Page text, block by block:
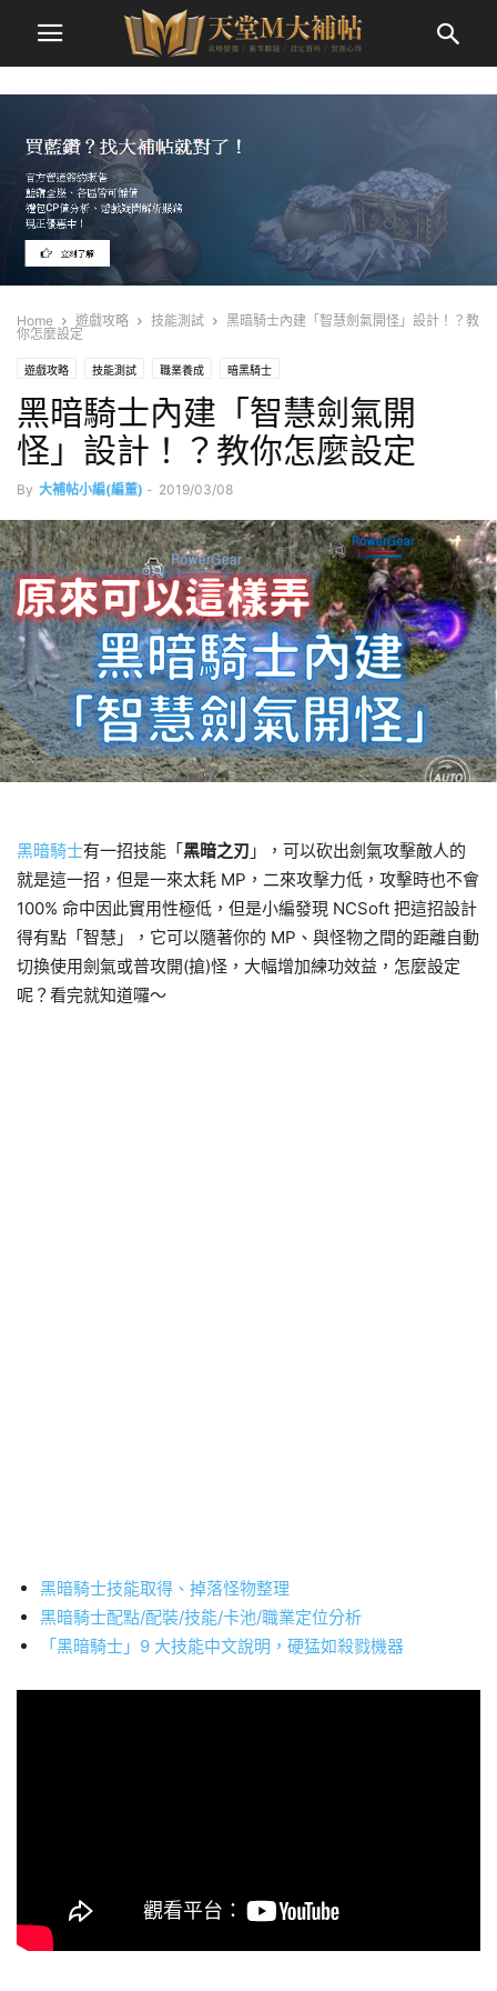
Home 遊戲攻略 技能測試
黑暗騎士內建「智慧劍氣開怪」設計！？教
你怎麼設定
遊戲攻略 技能測試 職業養成 暗黑騎士
黑暗騎士內建「智慧劍氣開
怪」設計！？教你怎麼設定
By 大補帖小編(編董) - 2019/03/08
黑暗騎士有一招技能「黑暗之刃 」，可以砍出劍氣攻擊敵人的
就是這一招，但是一來太耗 MP，二來攻擊力低，攻擊時也不會
100% 命中因此實用性極低，但是小編發現 NCSoft 把這招設計
得有點「智慧」，它可以隨著你的 MP、與怪物之間的距離自動
切換使用劍氣或普攻開(搶)怪，大幅增加練功效益，怎麼設定
呢？看完就知道囉～
黑暗騎士技能取得、掉落怪物整理
黑暗騎士配點/配裝/技能/卡池/職業定位分析
「黑暗騎士」9 大技能中文說明，硬猛如殺戮機器